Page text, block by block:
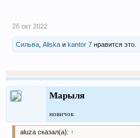
И снова песТня - 2.0!
Это ж кто придумал эту песню
Понятно, когда он поёт: «… Не для
А вот, когда она поёт: « … не для
гад»?
Пил, наверное… или гулял…
Когда выбирают такую тему и так
пародия.
26 окт 2022
Сильва Aliska и kantor 7 нравится это.
Марыля
новичок
aluza сказал(а): ↑